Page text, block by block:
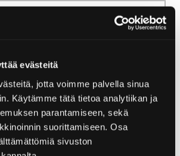
evästeitä
jotta voimme palvella sinua
Käytämme tätä tietoa analytiikan ja
parantamiseen, sekä
suorittamiseen. Osa
sivuston
nuorten SM-kisat
Porin keskuspuisto, jossa
rauhoittuminen jokisuiston
hikiliikkuminen lenkkipoluilla ja